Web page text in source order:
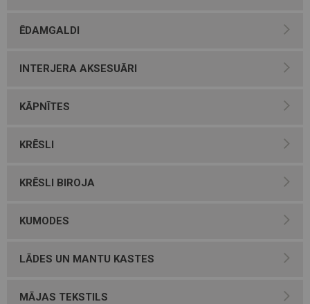
ĒDAMGALDI
INTERJERA AKSESUĀRI
KĀPNĪTES
KRĒSLI
KRĒSLI BIROJA
KUMODES
LĀDES UN MANTU KASTES
MĀJAS TEKSTILS